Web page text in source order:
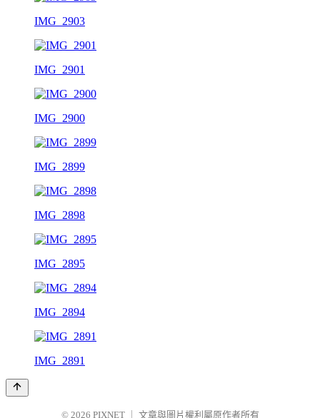
IMG_2903
IMG_2901
IMG_2900
IMG_2899
IMG_2898
IMG_2895
IMG_2894
IMG_2891
© 2026 PIXNET 文章與圖片權利屬原作者所有